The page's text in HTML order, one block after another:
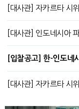
[대사관] 자카르타 시
[대사관] 인도네시아
[입찰공고] 한-인도네
[대사관] 자카르타 시